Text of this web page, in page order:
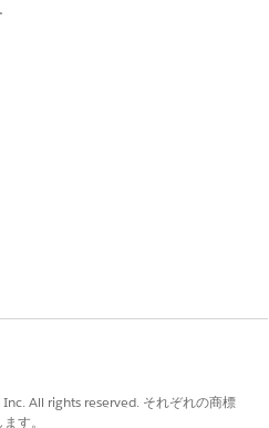
クレジット)
を示す棒グラフ
を示す折れ線グラフ
Enrollment and Academic
ァイル
All rights reserved. それぞれの商標
す。